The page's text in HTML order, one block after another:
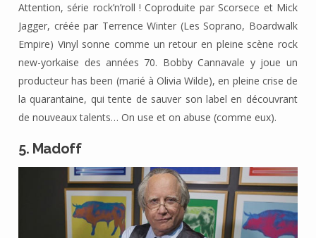
Attention, série rock’n’roll ! Coproduite par Scorsece et Mick
Jagger, créée par Terrence Winter (Les Soprano, Boardwalk
Empire) Vinyl sonne comme un retour en pleine scène rock
new-yorkaise des années 70. Bobby Cannavale y joue un
producteur has been (marié à Olivia Wilde), en pleine crise de
la quarantaine, qui tente de sauver son label en découvrant
de nouveaux talents… On use et on abuse (comme eux).
5. Madoff